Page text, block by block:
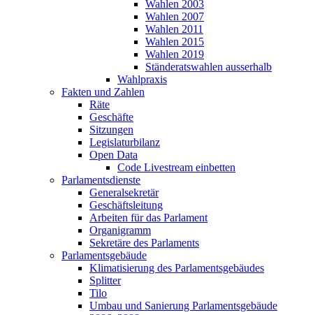
Wahlen 2003
Wahlen 2007
Wahlen 2011
Wahlen 2015
Wahlen 2019
Ständeratswahlen ausserhalb
Wahlpraxis
Fakten und Zahlen
Räte
Geschäfte
Sitzungen
Legislaturbilanz
Open Data
Code Livestream einbetten
Parlamentsdienste
Generalsekretär
Geschäftsleitung
Arbeiten für das Parlament
Organigramm
Sekretäre des Parlaments
Parlamentsgebäude
Klimatisierung des Parlamentsgebäudes
Splitter
Tilo
Umbau und Sanierung Parlamentsgebäude